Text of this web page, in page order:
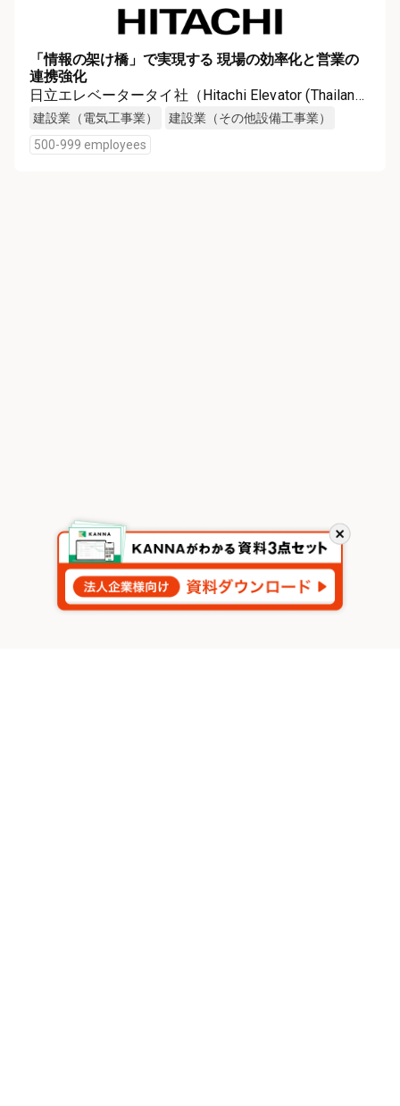
「情報の架け橋」で実現する 現場の効率化と営業の
連携強化
日立エレベータータイ社（Hitachi Elevator (Thailand)
Co., Ltd.）
建設業（電気工事業）
建設業（その他設備工事業）
500-999 employees
閉